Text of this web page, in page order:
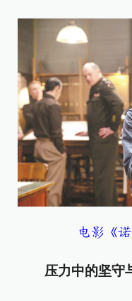
电影《
压力中的坚守